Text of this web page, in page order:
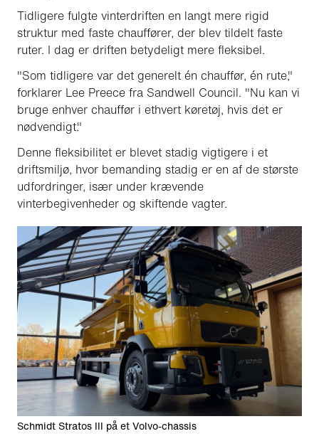
Tidligere fulgte vinterdriften en langt mere rigid
struktur med faste chauffører, der blev tildelt faste
ruter. I dag er driften betydeligt mere fleksibel.
"Som tidligere var det generelt én chauffør, én rute,"
forklarer Lee Preece fra Sandwell Council. "Nu kan vi
bruge enhver chauffør i ethvert køretøj, hvis det er
nødvendigt."
Denne fleksibilitet er blevet stadig vigtigere i et
driftsmiljø, hvor bemanding stadig er en af de største
udfordringer, især under krævende
vinterbegivenheder og skiftende vagter.
Schmidt Stratos III på et Volvo-chassis